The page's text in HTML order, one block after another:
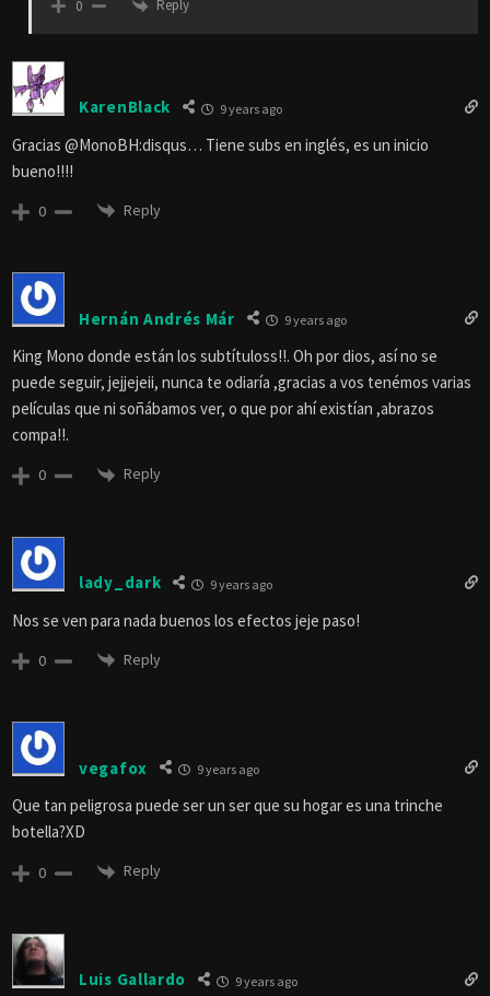
0 Reply
KarenBlack 9 years ago
Gracias @MonoBH:disqus… Tiene subs en inglés, es un inicio
bueno!!!!
0 Reply
Hernán Andrés Már 9 years ago
King Mono donde están los subtítuloss!!. Oh por dios, así no se
puede seguir, jejjejeii, nunca te odiaría ,gracias a vos tenémos varias
películas que ni soñábamos ver, o que por ahí existían ,abrazos
compa!!.
0 Reply
lady_dark 9 years ago
Nos se ven para nada buenos los efectos jeje paso!
0 Reply
vegafox 9 years ago
Que tan peligrosa puede ser un ser que su hogar es una trinche
botella?XD
0 Reply
Luis Gallardo 9 years ago